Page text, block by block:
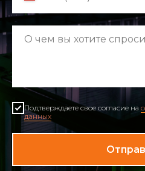
Подтверждаете свое согласие на
данных